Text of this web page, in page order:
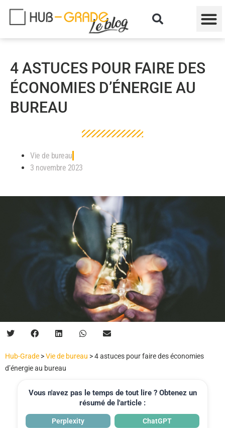
4 ASTUCES POUR FAIRE DES
ÉCONOMIES D’ÉNERGIE AU
BUREAU
Vie de bureau
3 novembre 2023
Hub-Grade >Vie de bureau >4 astuces pour faire des économies
d’énergie au bureau
Vous n'avez pas le temps de tout lire ? Obtenez un
résumé de l'article :
Perplexity ChatGPT